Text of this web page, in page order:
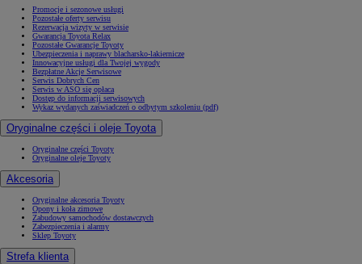
Promocje i sezonowe usługi
Pozostałe oferty serwisu
Rezerwacja wizyty w serwisie
Gwarancja Toyota Relax
Pozostałe Gwarancje Toyoty
Ubezpieczenia i naprawy blacharsko-lakiernicze
Innowacyjne usługi dla Twojej wygody
Bezpłatne Akcje Serwisowe
Serwis Dobrych Cen
Serwis w ASO się opłaca
Dostęp do informacji serwisowych
Wykaz wydanych zaświadczeń o odbytym szkoleniu (pdf)
Oryginalne części i oleje Toyota
Oryginalne części Toyoty
Oryginalne oleje Toyoty
Akcesoria
Oryginalne akcesoria Toyoty
Opony i koła zimowe
Zabudowy samochodów dostawczych
Zabezpieczenia i alarmy
Sklep Toyoty
Strefa klienta